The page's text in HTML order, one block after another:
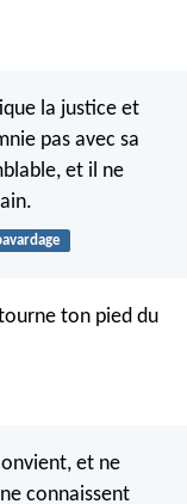
la justice et
pas avec sa
et il ne
ton pied du
et ne
connaissent